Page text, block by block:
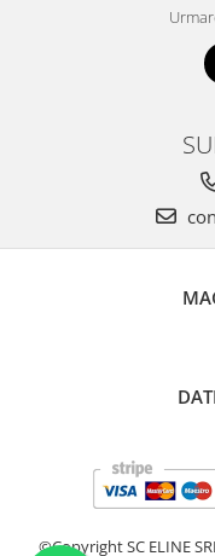
©Copyright SC ELINE